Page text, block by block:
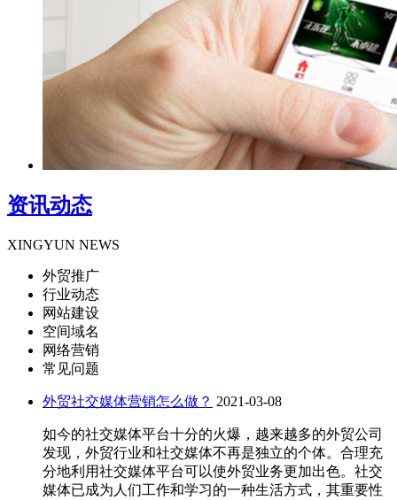
资讯动态
XINGYUN NEWS
外贸推广
行业动态
网站建设
空间域名
网络营销
常见问题
外贸社交媒体营销怎么做？ 2021-03-08
如今的社交媒体平台十分的火爆，越来越多的外贸公司
发现，外贸行业和社交媒体不再是独立的个体。合理充
分地利用社交媒体平台可以使外贸业务更加出色。社交
媒体已成为人们工作和学习的一种生活方式，其重要性